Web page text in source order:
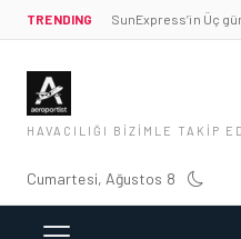
TRENDING
HAVACILIĞI BIZIMLE TAKIP
Cumartesi, Ağustos 8